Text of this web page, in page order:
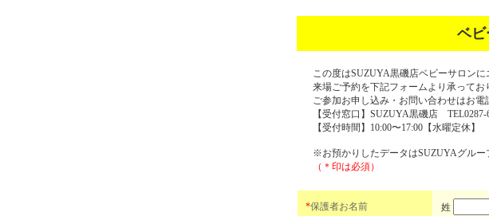
ベビ
この度はSUZUYA黒磯店ベビーサロン
来場ご予約を下記フォームより承ってお
ご参加お申し込み・お問い合わせはお電
【受付窓口】SUZUYA黒磯店 TEL0287-
【受付時間】10:00〜17:00【水曜定休】
※お預かりしたデータはSUZUYAグル
（＊印は必須）
*保護者お名前 姓